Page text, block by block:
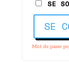
SE
SE
Mot de passe